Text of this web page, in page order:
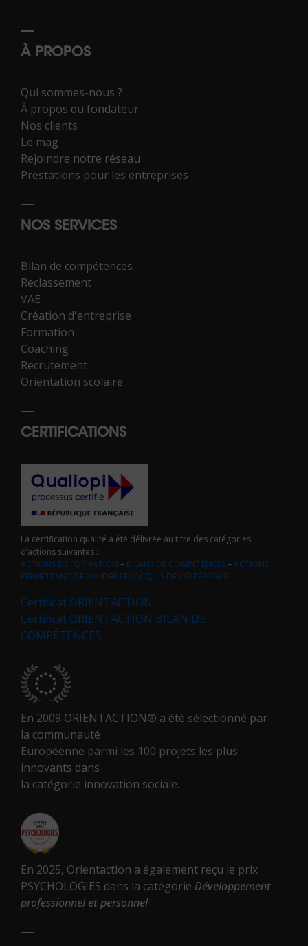
À PROPOS
Qui sommes-nous ?
À propos du fondateur
Nos clients
Le mag
Rejoindre notre réseau
Prestations pour les entreprises
NOS SERVICES
Bilan de compétences
Reclassement
VAE
Création d'entreprise
Formation
Coaching
Recrutement
Orientation scolaire
CERTIFICATIONS
La certification qualité a été délivrée au titre des catégories
d’actions suivantes :
ACTIONS DE FORMATION – BILANS DE COMPÉTENCES–ACTIONS
PERMETTANT DE VALIDER LES ACQUIS DE L’EXPÉRIENCE
Certificat ORIENTACTION
Certificat ORIENTACTION BILAN DE
COMPÉTENCES
En 2009 ORIENTACTION® a été sélectionné par
la communauté
Européenne parmi les 100 projets les plus
innovants dans
la catégorie innovation sociale.
En 2025, Orientaction a également reçu le prix
PSYCHOLOGIES dans la catégorie Développement
professionnel et personnel